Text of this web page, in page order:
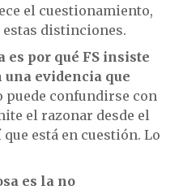
el cuestionamiento,
estas distinciones.
es por qué FS insiste
evidencia que
puede confundirse con
el razonar desde el
está en cuestión. Lo
es la no